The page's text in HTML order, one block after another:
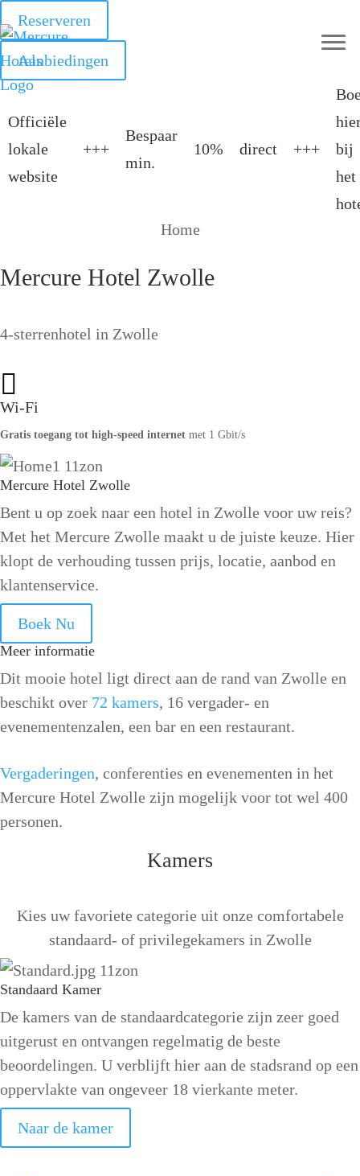
Reserveren
Aanbiedingen
Officiële
lokale
website
+++
Bespaar
min.
10% direct +++
bij
het
Home
Mercure Hotel Zwolle
4-sterrenhotel in Zwolle

Wi-Fi
Gratis toegang tot high-speed internet met 1 Gbit/s
Mercure Hotel Zwolle
Bent u op zoek naar een hotel in Zwolle voor uw reis?
Met het Mercure Zwolle maakt u de juiste keuze. Hier
klopt de verhouding tussen prijs, locatie, aanbod en
klantenservice.
Boek Nu
Meer informatie
Dit mooie hotel ligt direct aan de rand van Zwolle en
beschikt over 72 kamers, 16 vergader- en
evenementenzalen, een bar en een restaurant.
Vergaderingen, conferenties en evenementen in het
Mercure Hotel Zwolle zijn mogelijk voor tot wel 400
personen.
Kamers
Kies uw favoriete categorie uit onze comfortabele
standaard- of privilegekamers in Zwolle
Standaard Kamer
De kamers van de standaardcategorie zijn zeer goed
uitgerust en ontvangen regelmatig de beste
beoordelingen. U verblijft hier aan de stadsrand op een
oppervlakte van ongeveer 18 vierkante meter.
Naar de kamer